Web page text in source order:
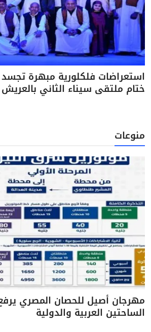
استعراضات فلكلورية مبهرة تجسد
ختام ملتقى سيناء الثاني بالعريش
منوعات
مهرجان أصيل للحصان المصري
الساحتين العربية والدولية